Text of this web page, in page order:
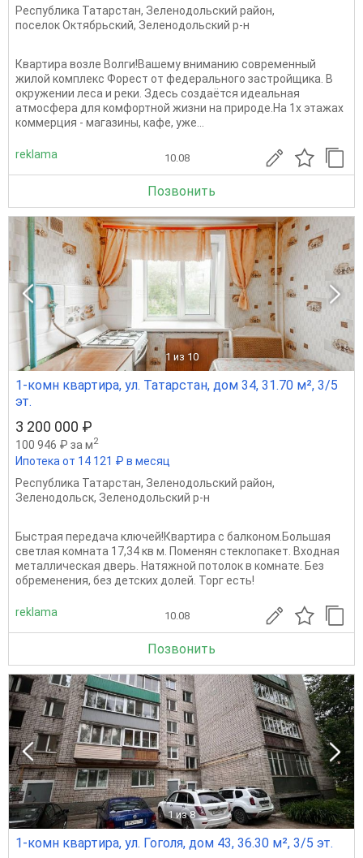
Республика Татарстан, Зеленодольский район,
поселок Октябрьский, Зеленодольский р-н
Квартира возле Волги!Вашему вниманию современный
жилой комплекс Форест от федерального застройщика. В
окружении леса и реки. Здесь создаётся идеальная
атмосфера для комфортной жизни на природе.На 1х этажах
коммерция - магазины, кафе, уже...
reklama 10.08
Позвонить
1 из 10
1-комн квартира, ул. Татарстан, дом 34, 31.70 м², 3/5
эт.
3 200 000 ₽
100 946 ₽ за м2
Ипотека от 14 121 ₽ в месяц
Республика Татарстан, Зеленодольский район,
Зеленодольск, Зеленодольский р-н
Быстрая передача ключей!Квартира с балконом.Большая
светлая комната 17,34 кв м. Поменян стеклопакет. Входная
металлическая дверь. Натяжной потолок в комнате. Без
обременения, без детских долей. Торг есть!
reklama 10.08
Позвонить
1 из 8
1-комн квартира, ул. Гоголя, дом 43, 36.30 м², 3/5 эт.